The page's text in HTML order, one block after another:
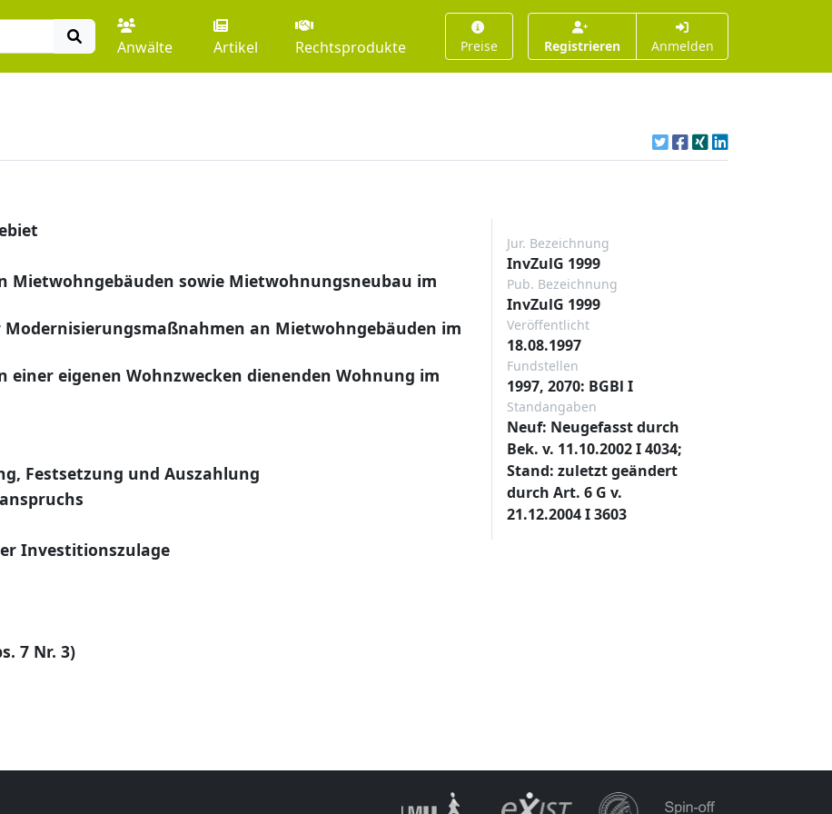
Anwälte Artikel Rechtsprodukte Preise Registrieren Anmelden
Mietwohngebäuden sowie Mietwohnungsneubau im
an Mietwohngebäuden im
eigenen Wohnzwecken dienenden Wohnung im
Festsetzung und Auszahlung
Investitionszulage
7 Nr. 3)
Jur. Bezeichnung
InvZulG 1999
Pub. Bezeichnung
InvZulG 1999
Veröffentlicht
18.08.1997
Fundstellen
1997, 2070: BGBl I
Standangaben
Neuf: Neugefasst durch
Bek. v. 11.10.2002 I 4034;
Stand: zuletzt geändert
durch Art. 6 G v.
21.12.2004 I 3603